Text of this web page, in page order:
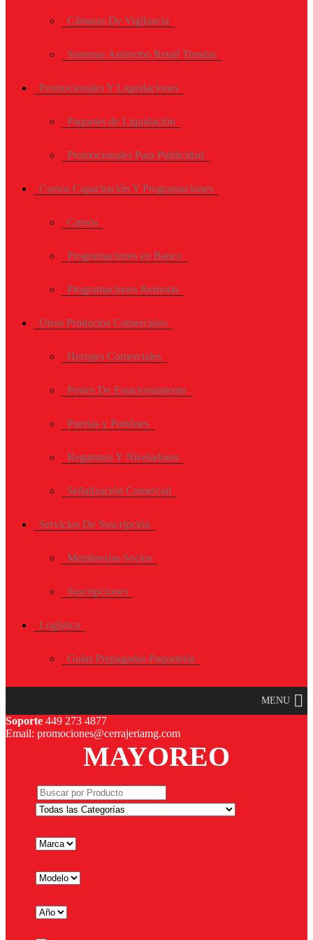
Cámaras De Vigilancia
Sistemas Antirrobo Retail Tiendas
Promocionales Y Liquidaciones
Paquetes de Liquidación
Promocionales Para Publicidad
Cursos Capacitación Y Programaciones
Cursos
Programaciones en Banco
Programaciones Remotas
Otros Productos Comerciales
Herrajes Comerciales
Postes De Estacionamiento
Puertas y Portónes
Regatones Y Niveladores
Señalización Comercial
Servicios De Suscripción
Membresías Socios
Suscripciones
Logística
Guías Prepagadas Paquetería
MENU
Soporte 449 273 4877
Email: promociones@cerrajeriamg.com
MAYOREO